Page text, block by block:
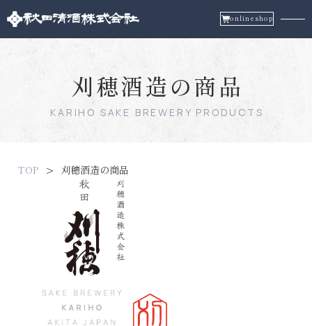
onlineshop
刈穂酒造の商品
KARIHO SAKE BREWERY PRODUCTS
TOP 刈穂酒造の商品